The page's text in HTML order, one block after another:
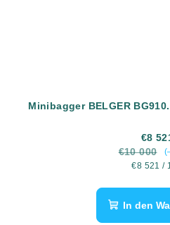
Minibagger
€8
€10 000
€8 521 /
In den